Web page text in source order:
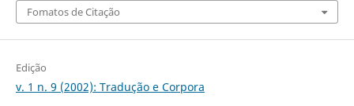
Fomatos de Citação
Edição
v. 1 n. 9 (2002): Tradução e Corpora